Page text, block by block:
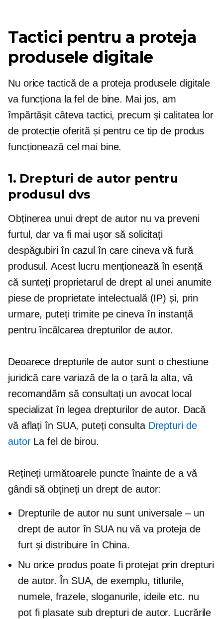
Tactici pentru a proteja
produsele digitale
Nu orice tactică de a proteja produsele digitale
va funcționa la fel de bine. Mai jos, am
împărtășit câteva tactici, precum și calitatea lor
de protecție oferită și pentru ce tip de produs
funcționează cel mai bine.
1. Drepturi de autor pentru
produsul dvs
Obținerea unui drept de autor nu va preveni
furtul, dar va fi mai ușor să solicitați
despăgubiri în cazul în care cineva vă fură
produsul. Acest lucru menționează în esență
că sunteți proprietarul de drept al unei anumite
piese de proprietate intelectuală (IP) și, prin
urmare, puteți trimite pe cineva în instanță
pentru încălcarea drepturilor de autor.
Deoarece drepturile de autor sunt o chestiune
juridică care variază de la o țară la alta, vă
recomandăm să consultați un avocat local
specializat în legea drepturilor de autor. Dacă
vă aflați în SUA, puteți consulta Drepturi de
autorLa fel de birou.
Rețineți următoarele puncte înainte de a vă
gândi să obțineți un drept de autor:
Drepturile de autor nu sunt universale – un
drept de autor în SUA nu vă va proteja de
furt și distribuire în China.
Nu orice produs poate fi protejat prin drepturi
de autor. În SUA, de exemplu, titlurile,
numele, frazele, sloganurile, ideile etc. nu
pot fi plasate sub drepturi de autor. Lucrările